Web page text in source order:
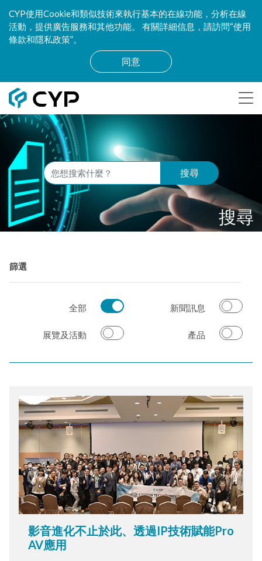
CYP使用Cookie和類似技術來執行基本的在線功能，分析在線
活動，提供廣告服務和其他功能。 有關詳細信息，請訪問“使用
條款和隱私政策”。
同意
搜尋
搜尋
篩選
全部 新聞訊息
展覽及活動 產品
影音進化不止於此、透過IP技術賦能Pro
AV應用